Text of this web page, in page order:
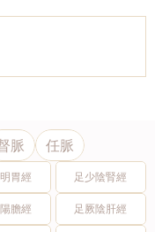
脈 任脈
胃經
膽經
足少陰腎經
足厥陰肝經